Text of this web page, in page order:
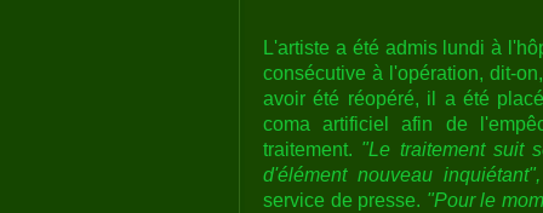
L'artiste a été admis lundi à
consécutive à l'opération, dit-
avoir été réopéré, il a été
coma artificiel afin de
traitement. "Le traitement suit
d'élément nouveau inquiétant",
service de presse. "Pour le